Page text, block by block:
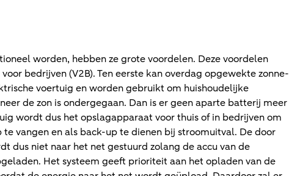
worden, hebben ze grote voordelen. Deze voordelen
bedrijven (V2B). Ten eerste kan overdag opgewekte zonne-
voertuig en worden gebruikt om huishoudelijke
de zon is ondergegaan. Dan is er geen aparte batterij meer
wordt dus het opslagapparaat voor thuis of in bedrijven om
vangen en als back-up te dienen bij stroomuitval. De door
dus niet naar het net gestuurd zolang de accu van de
Het systeem geeft prioriteit aan het opladen van de